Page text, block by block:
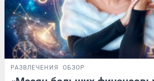
РАЗВЛЕЧЕНИЯ ОБЗОР